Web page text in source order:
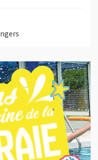
Aqua-ciné : Le Robot